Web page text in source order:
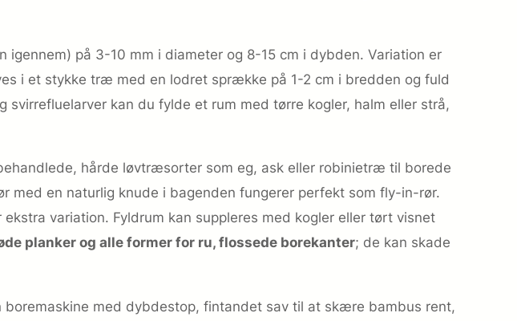
igennem) på 3-10 mm i diameter og 8-15 cm i dybden. Variation er
i et stykke træ med en lodret sprække på 1-2 cm i bredden og fuld
kan du fylde et rum med tørre kogler, halm eller strå,
hårde løvtræsorter som eg, ask eller robinietræ til borede
med en naturlig knude i bagenden fungerer perfekt som fly-in-rør.
variation. Fyldrum kan suppleres med kogler eller tørt visnet
planker og alle former for ru, flossede borekanter; de kan skade
med dybdestop, fintandet sav til at skære bambus rent,